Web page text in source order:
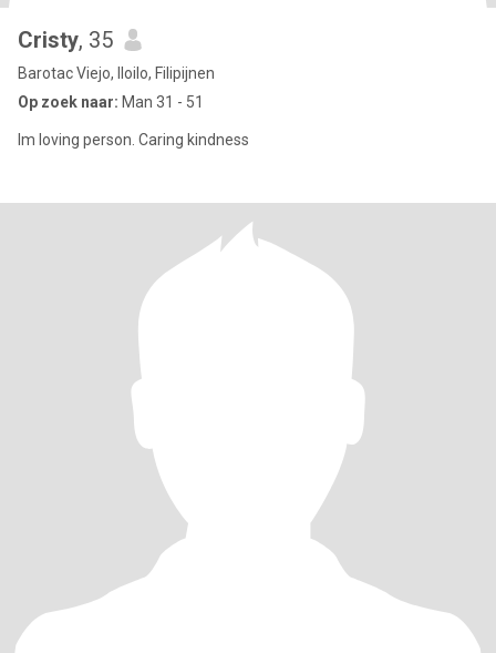
Cristy, 35
Barotac Viejo, Iloilo, Filipijnen
Op zoek naar: Man 31 - 51
Im loving person. Caring kindness